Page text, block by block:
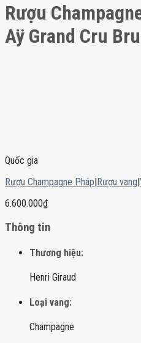
Rượu
Aÿ Grand Cru
Quốc gia
Rượu Champagne Pháp|Rượu vang|
6.600.000₫
Thông tin
Thương hiệu:
Henri Giraud
Loại vang:
Champagne